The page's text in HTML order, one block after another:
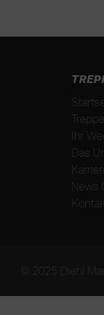
Ihr
Das
News
© 2025 Diehl